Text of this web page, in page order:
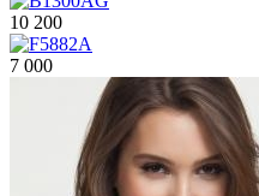
10 200
7 000